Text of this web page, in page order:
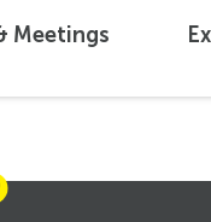
Meetings